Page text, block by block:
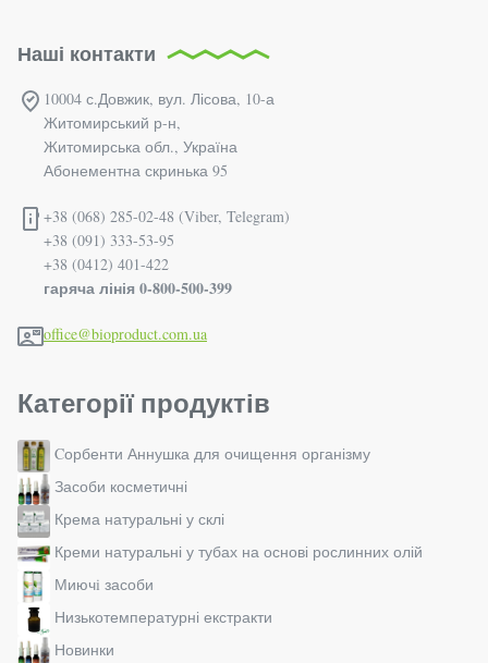
Наші контакти
10004 с.Довжик, вул. Лісова, 10-а
Житомирський р-н,
Житомирська обл., Україна
Абонементна скринька 95
+38 (068) 285-02-48 (Viber, Telegram)
+38 (091) 333-53-95
+38 (0412) 401-422
гаряча лінія 0-800-500-399
office@bioproduct.com.ua
Категорії продуктів
Cорбенти Аннушка для очищення організму
Засоби косметичні
Крема натуральні у склі
Креми натуральні у тубах на основі рослинних олій
Миючi засоби
Низькотемпературні екстракти
Новинки